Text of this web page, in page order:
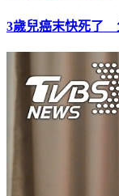
3歲兒癌末快死了